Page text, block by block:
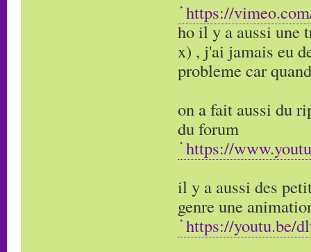
https://
ho il y a aussi une
x) , j'ai jamais eu
probleme car
on a fait aussi du
du forum
https://
il y a aussi des
genre une
https://youtu.be/